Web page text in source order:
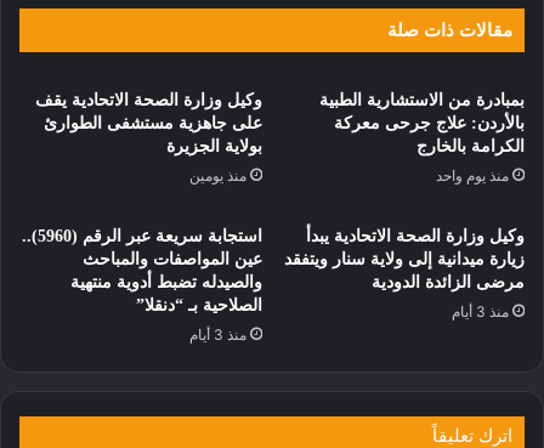
مقالات ذات صلة
بمبادرة من الاستشارية الطبية
بالأردن: علاج جرحى معركة
الكرامة بالخارج
منذ يوم واحد
وكيل وزارة الصحة الاتحادية يقف
على جاهزية مستشفى الطوارئ
بولاية الجزيرة
منذ يومين
وكيل وزارة الصحة الاتحادية يبدأ
زيارة ميدانية إلى ولاية سنار ويتفقد
مرضى الزائدة الدودية
منذ 3 أيام
استجابة سريعة عبر الرقم (5960)..
عين المواصفات والمباحث
والصيدله تضبط أدوية منتهية
الصلاحية بـ “دنقلا”
منذ 3 أيام
اترك تعليقاً